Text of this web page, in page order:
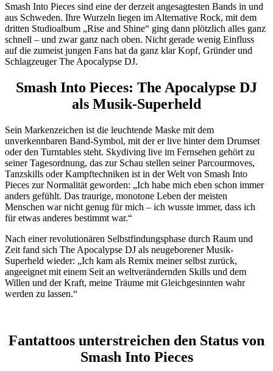
Smash Into Pieces sind eine der derzeit angesagtesten Bands in und
aus Schweden. Ihre Wurzeln liegen im Alternative Rock, mit dem
dritten Studioalbum „Rise and Shine“ ging dann plötzlich alles ganz
schnell – und zwar ganz nach oben. Nicht gerade wenig Einfluss
auf die zumeist jungen Fans hat da ganz klar Kopf, Gründer und
Schlagzeuger The Apocalypse DJ.
Smash Into Pieces: The Apocalypse DJ
als Musik-Superheld
Sein Markenzeichen ist die leuchtende Maske mit dem
unverkennbaren Band-Symbol, mit der er live hinter dem Drumset
oder den Turntables steht. Skydiving live im Fernsehen gehört zu
seiner Tagesordnung, das zur Schau stellen seiner Parcourmoves,
Tanzskills oder Kampftechniken ist in der Welt von Smash Into
Pieces zur Normalität geworden: „Ich habe mich eben schon immer
anders gefühlt. Das traurige, monotone Leben der meisten
Menschen war nicht genug für mich – ich wusste immer, dass ich
für etwas anderes bestimmt war.“
Nach einer revolutionären Selbstfindungsphase durch Raum und
Zeit fand sich The Apocalypse DJ als neugeborener Musik-
Superheld wieder: „Ich kam als Remix meiner selbst zurück,
angeeignet mit einem Seit an weltverändernden Skills und dem
Willen und der Kraft, meine Träume mit Gleichgesinnten wahr
werden zu lassen.“
Fantattoos unterstreichen den Status von
Smash Into Pieces